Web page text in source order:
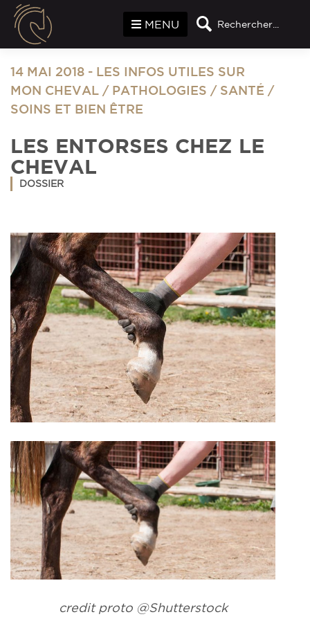
Rechercher...
MENU
14 MAI 2018 - LES INFOS UTILES SUR
MON CHEVAL / PATHOLOGIES / SANTÉ /
SOINS ET BIEN ÊTRE
LES ENTORSES CHEZ LE
CHEVAL
DOSSIER
credit proto @Shutterstock
Panneau de gestion des cookies